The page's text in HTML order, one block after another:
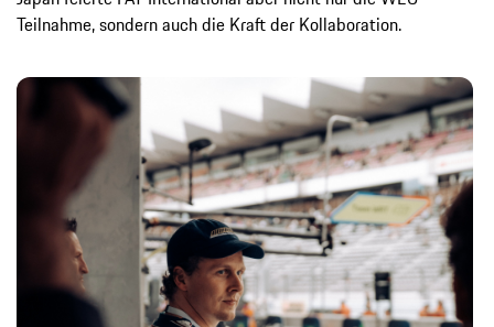
Teilnahme, sondern auch die Kraft der Kollaboration.